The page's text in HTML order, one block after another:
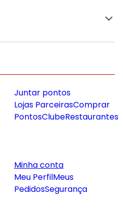
Juntar pontos
Lojas ParceirasComprar
PontosClubeRestaurantes
Minha conta
Meu PerfilMeus
PedidosSegurança